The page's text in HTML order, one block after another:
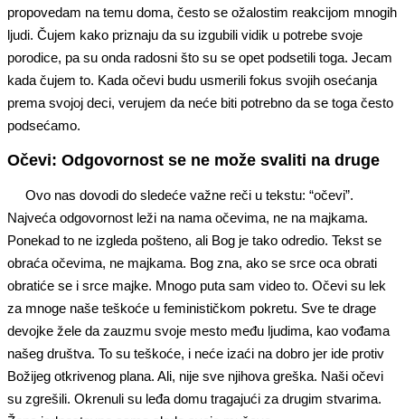
propovedam na temu doma, često se ožalostim reakcijom mnogih
ljudi. Čujem kako priznaju da su izgubili vidik u potrebe svoje
porodice, pa su onda radosni što su se opet podsetili toga. Jecam
kada čujem to. Kada očevi budu usmerili fokus svojih osećanja
prema svojoj deci, verujem da neće biti potrebno da se toga često
podsećamo.
Očevi: Odgovornost se ne može svaliti na druge
Ovo nas dovodi do sledeće važne reči u tekstu: “očevi”.
Najveća odgovornost leži na nama očevima, ne na majkama.
Ponekad to ne izgleda pošteno, ali Bog je tako odredio. Tekst se
obraća očevima, ne majkama. Bog zna, ako se srce oca obrati
obratiće se i srce majke. Mnogo puta sam video to. Očevi su lek
za mnoge naše teškoće u feminističkom pokretu. Sve te drage
devojke žele da zauzmu svoje mesto među ljudima, kao vođama
našeg društva. To su teškoće, i neće izaći na dobro jer ide protiv
Božijeg otkrivenog plana. Ali, nije sve njihova greška. Naši očevi
su zgrešili. Okrenuli su leđa domu tragajući za drugim stvarima.